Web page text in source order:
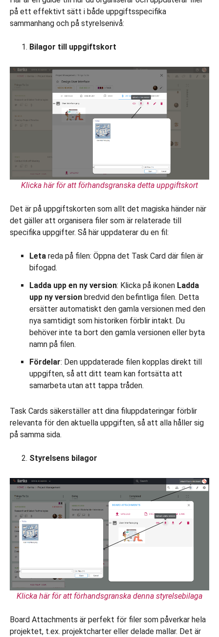
på ett effektivt sätt i både uppgiftsspecifika
sammanhang och på styrelsenivå:
Bilagor till uppgiftskort
Klicka här för att förhandsgranska detta uppgiftskort
Det är på uppgiftskorten som allt det magiska händer när
det gäller att organisera filer som är relaterade till
specifika uppgifter. Så här uppdaterar du en fil:
Leta reda på filen: Öppna det Task Card där filen är
bifogad.
Ladda upp en ny version: Klicka på ikonen Ladda
upp ny version bredvid den befintliga filen. Detta
ersätter automatiskt den gamla versionen med den
nya samtidigt som historiken förblir intakt. Du
behöver inte ta bort den gamla versionen eller byta
namn på filen.
Fördelar: Den uppdaterade filen kopplas direkt till
uppgiften, så att ditt team kan fortsätta att
samarbeta utan att tappa tråden.
Task Cards säkerställer att dina filuppdateringar förblir
relevanta för den aktuella uppgiften, så att alla håller sig
på samma sida.
Styrelsens bilagor
Klicka här för att förhandsgranska denna styrelsebilaga
Board Attachments är perfekt för filer som påverkar hela
projektet, t.ex. projektcharter eller delade mallar. Det är